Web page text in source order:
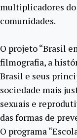
multiplicadores
comunidades.
O projeto “Brasil
filmografia, a
Brasil e seus
sociedade mais
sexuais e
das formas de
O programa